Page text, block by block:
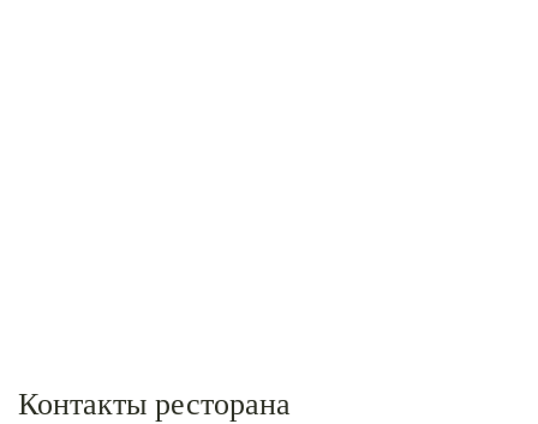
Контакты ресторана